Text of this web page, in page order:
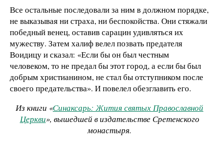
Все остальные последовали за ним в должном порядке,
не выказывая ни страха, ни беспокойства. Они стяжали
по­бедный венец, оставив сарацин удивляться их
мужеству. Затем халиф велел позвать предателя
Воидицу и сказал: «Если бы он был честным
человеком, то не предал бы этот город, а если бы был
добрым христианином, не стал бы отступни­ком после
своего предательства». И повелел обезглавить его.
Из книги «Синаксарь: Жития святых Православной
Церкви», вышедшей в издательстве Сретенского
монастыря.